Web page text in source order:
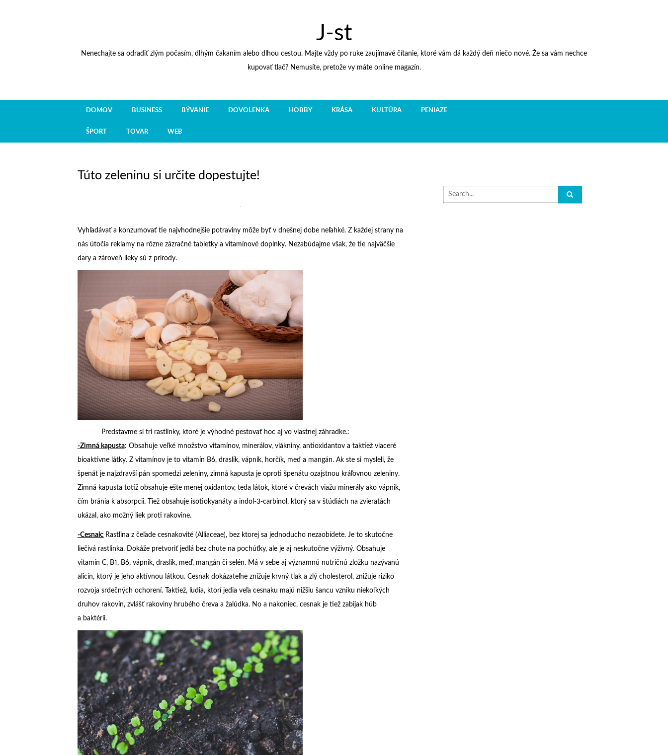
J-st
Nenechajte sa odradiť zlým počasím, dlhým čakaním alebo dlhou cestou. Majte vždy po ruke zaujímavé čítanie, ktoré vám dá každý deň niečo nové. Že sa vám nechce
kupovať tlač? Nemusíte, pretože vy máte online magazín.
DOMOV BUSINESS BÝVANIE DOVOLENKA HOBBY KRÁSA KULTÚRA PENIAZE
ŠPORT TOVAR WEB
Túto zeleninu si určite dopestujte!
Vyhľadávať a konzumovať tie najvhodnejšie potraviny môže byť v dnešnej dobe neľahké. Z každej strany na
nás útočia reklamy na rôzne zázračné tabletky a vitamínové doplnky. Nezabúdajme však, že tie najväčšie
dary a zároveň lieky sú z prírody.
Predstavme si tri rastlinky, ktoré je výhodné pestovať hoc aj vo vlastnej záhradke.:
-Zimná kapusta: Obsahuje veľké množstvo vitamínov, minerálov, vlákniny, antioxidantov a taktiež viaceré
bioaktívne látky. Z vitamínov je to vitamín B6, draslík, vápnik, horčík, meď a mangán. Ak ste si mysleli, že
špenát je najzdravší pán spomedzi zeleniny, zimná kapusta je oproti špenátu ozajstnou kráľovnou zeleniny.
Zimná kapusta totiž obsahuje ešte menej oxidantov, teda látok, ktoré v črevách viažu minerály ako vápnik,
čím bránia k absorpcii. Tiež obsahuje isotiokyanáty a indol-3-carbinol, ktorý sa v štúdiách na zvieratách
ukázal, ako možný liek proti rakovine.
-Cesnak: Rastlina z čeľade cesnakovité (Alliaceae), bez ktorej sa jednoducho nezaobídete. Je to skutočne
liečivá rastlinka. Dokáže pretvoriť jedlá bez chute na pochúťky, ale je aj neskutočne výživný. Obsahuje
vitamín C, B1, B6, vápnik, draslík, meď, mangán či selén. Má v sebe aj významnú nutričnú zložku nazývanú
alicín, ktorý je jeho aktívnou látkou. Cesnak dokázateľne znižuje krvný tlak a zlý cholesterol, znižuje riziko
rozvoja srdečných ochorení. Taktiež, ľudia, ktorí jedia veľa cesnaku majú nižšiu šancu vzniku niekoľkých
druhov rakovín, zvlášť rakoviny hrubého čreva a žalúdka. No a nakoniec, cesnak je tiež zabijak húb
a baktérii.
Search
for: